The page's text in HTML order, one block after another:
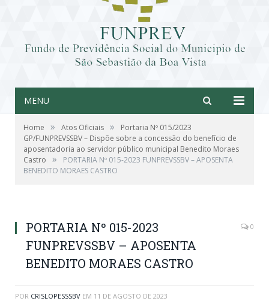
MENU
Home » Atos Oficiais »
Portaria Nº 015/2023
GP/FUNPREVSSBV – Dispõe sobre a concessão do benefício de
aposentadoria ao servidor público municipal Benedito Moraes
Castro
»
PORTARIA Nº 015-2023 FUNPREVSSBV – APOSENTA
BENEDITO MORAES CASTRO
PORTARIA Nº 015-2023
FUNPREVSSBV – APOSENTA
BENEDITO MORAES CASTRO
0
POR CRISLOPESSSBV EM 11 DE AGOSTO DE 2023